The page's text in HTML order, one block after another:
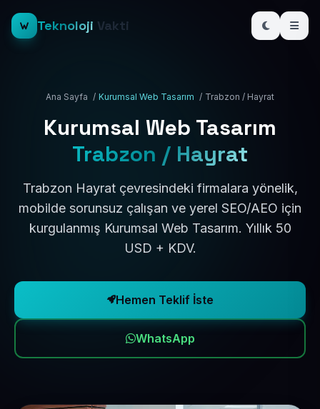
Teknoloji Vakti
Ana Sayfa / Kurumsal Web Tasarım / Trabzon / Hayrat
Kurumsal Web Tasarım
Trabzon / Hayrat
Trabzon Hayrat çevresindeki firmalara yönelik,
mobilde sorunsuz çalışan ve yerel SEO/AEO için
kurgulanmış Kurumsal Web Tasarım. Yıllık 50
USD + KDV.
Hemen Teklif İste
WhatsApp